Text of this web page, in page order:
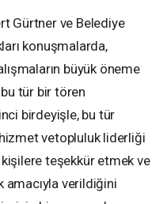
Gürtner ve Belediye
konuşmalarda,
büyük öneme
tür bir tören
birdeyişle, bu tür
vetopluluk liderliği
teşekkür etmek ve
amacıyla verildiğini